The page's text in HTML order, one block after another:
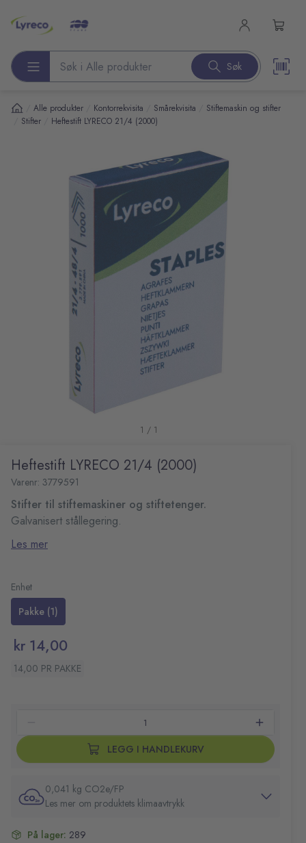
Søk etter produkter Søk
Alle produkter Kontorrekvisita Smårekvisita Stiftemaskin og stifter
Stifter Heftestift LYRECO 21/4 (2000)
1 / 1
Heftestift LYRECO 21/4 (2000)
Varenr: 3779591
Stifter til stiftemaskiner og stiftetenger.
Galvanisert stållegering.
Stiftbredde: 7 mm
Les mer
Enhet
Pakke (1)
kr 14,00
14,00 PR PAKKE
LEGG I HANDLEKURV
0,041 kg CO2e/FP
Les mer om produktets klimaavtrykk
På lager: 289